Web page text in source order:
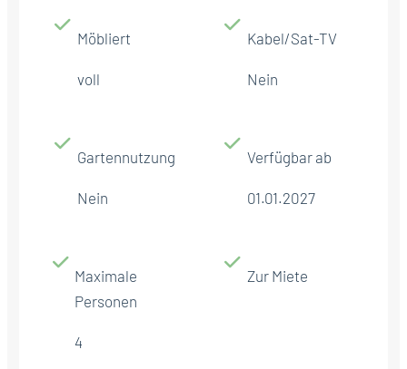
Möbliert
voll
Kabel/Sat-TV
Nein
Gartennutzung
Nein
Verfügbar ab
01.01.2027
Maximale
Personen
4
Zur Miete